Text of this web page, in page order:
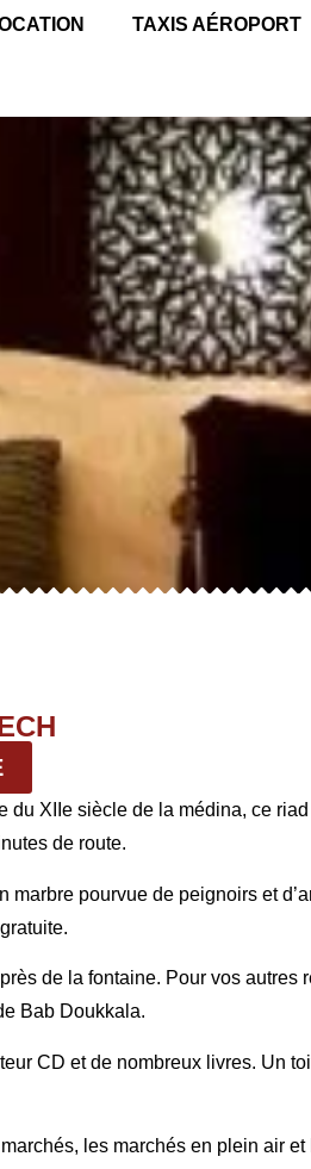
TAXIS AÉROPORT
XIIe siècle de la médina, ce
de route.
pourvue de peignoirs et
de la fontaine. Pour vos autres
Bab Doukkala.
CD et de nombreux livres. Un
les marchés en plein air